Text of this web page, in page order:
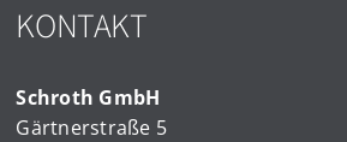
KONTAKT
Schroth GmbH
Gärtnerstraße 5